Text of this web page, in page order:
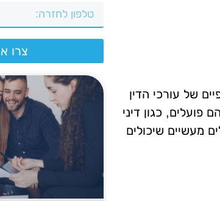
של עורכי הדין
כגון דיני
מעשיים שיכולים
צרו